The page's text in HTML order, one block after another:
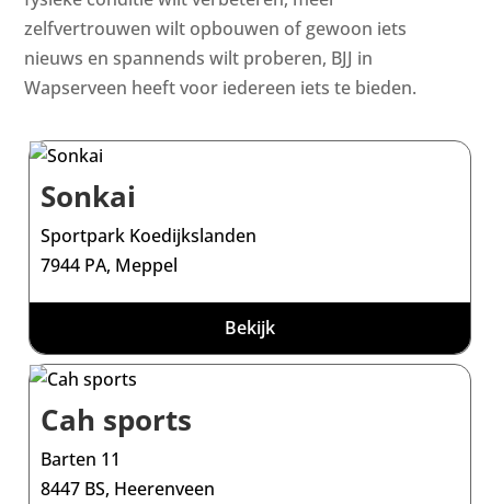
zelfvertrouwen wilt opbouwen of gewoon iets
nieuws en spannends wilt proberen, BJJ in
Wapserveen heeft voor iedereen iets te bieden.
Sonkai
Sportpark Koedijkslanden
7944 PA, Meppel
Bekijk
Cah sports
Barten 11
8447 BS, Heerenveen